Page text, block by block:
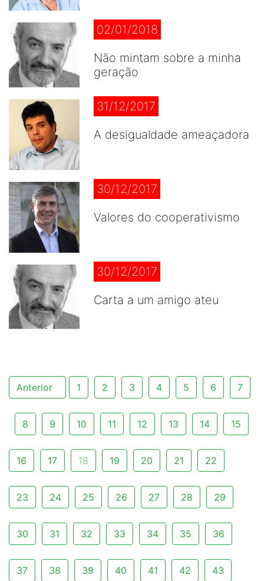
02/01/2018
Não mintam sobre a minha
geração
31/12/2017
A desigualdade ameaçadora
30/12/2017
Valores do cooperativismo
30/12/2017
Carta a um amigo ateu
Anterior 1 2 3 4 5 6 7
8 9 10 11 12 13 14 15
16 17 18 19 20 21 22
23 24 25 26 27 28 29
30 31 32 33 34 35 36
37 38 39 40 41 42 43